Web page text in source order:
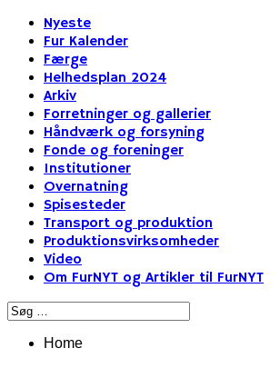
Nyeste
Fur Kalender
Færge
Helhedsplan 2024
Arkiv
Forretninger og gallerier
Håndværk og forsyning
Fonde og foreninger
Institutioner
Overnatning
Spisesteder
Transport og produktion
Produktionsvirksomheder
Video
Om FurNYT og Artikler til FurNYT
Home